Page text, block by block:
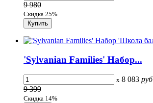
9 980
Скидка 25%
'Sylvanian Families' Набор...
x 8 083 руб
9 399
Скидка 14%